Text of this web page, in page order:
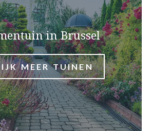
in Brussel
MEER TUINEN